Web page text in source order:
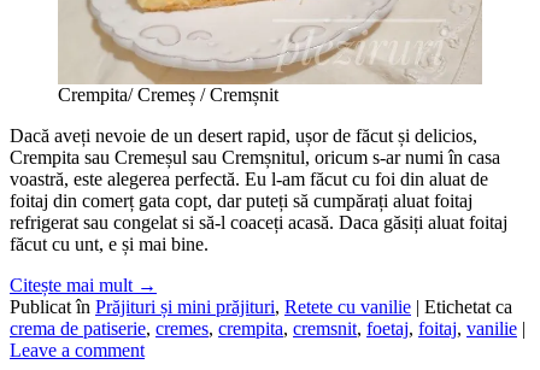
Crempita/ Cremeș / Cremșnit
Dacă aveți nevoie de un desert rapid, ușor de făcut și delicios,
Crempita sau Cremeșul sau Cremșnitul, oricum s-ar numi în casa
voastră, este alegerea perfectă. Eu l-am făcut cu foi din aluat de
foitaj din comerț gata copt, dar puteți să cumpărați aluat foitaj
refrigerat sau congelat si să-l coaceți acasă. Daca găsiți aluat foitaj
făcut cu unt, e și mai bine.
Citește mai mult →
Publicat în Prăjituri și mini prăjituri, Retete cu vanilie | Etichetat ca
crema de patiserie, cremes, crempita, cremsnit, foetaj, foitaj, vanilie |
Leave a comment